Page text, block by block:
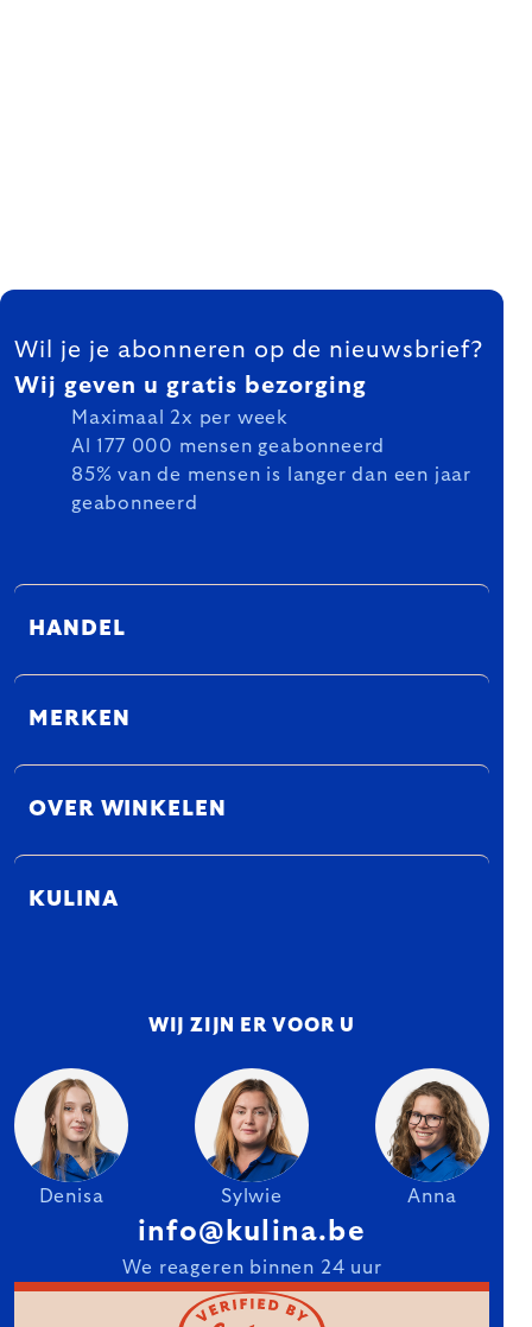
FOOTER
Wil je je abonneren op de nieuwsbrief?
Wij geven u gratis bezorging
Maximaal 2x per week
Al 177 000 mensen geabonneerd
85% van de mensen is langer dan een jaar
geabonneerd
HANDEL
MERKEN
OVER WINKELEN
KULINA
WIJ ZIJN ER VOOR U
Denisa Sylwie Anna
info@kulina.be
We reageren binnen 24 uur